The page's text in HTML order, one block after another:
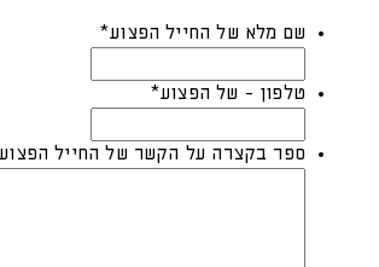
שם מלא של החייל הפצוע*
טלפון - של הפצוע*
ספר בקצרה על הקשר של החייל